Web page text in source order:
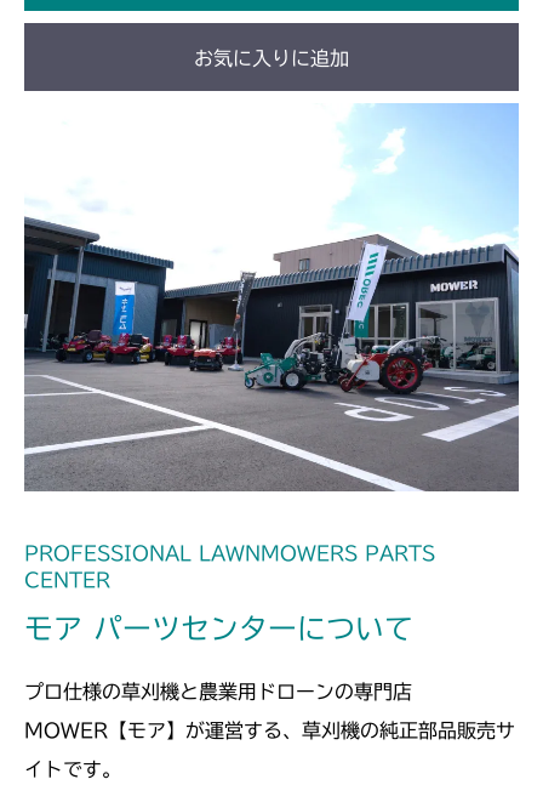
CM2203YC/YCV/YCV1
本体 FIG26 刈刃
CMX1402HC
本体 FIG29 刈刃
CMX186
本体 FIG30 刈刃
CMX222
本体 FIG34 刈刃
CMX224
本体 FIG28 刈刃
CMX1804
本体 FIG38 刈刃
CMX2202RC
お気に入りに追加
PROFESSIONAL LAWNMOWERS PARTS
CENTER
モア パーツセンターについて
プロ仕様の草刈機と農業用ドローンの専門店
MOWER【モア】が運営する、草刈機の純正部品販売サ
イトです。